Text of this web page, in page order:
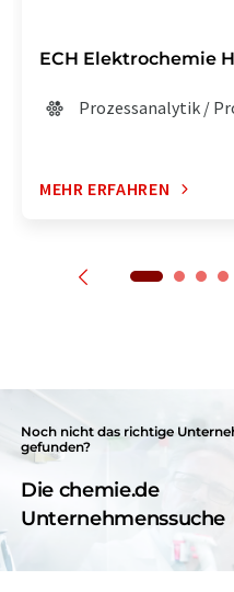
ECH Elektrochemie
Prozessanalytik /
MEHR ERFAHREN
Noch nicht das richtige
gefunden?
Die chemie.de
Unternehmenssuche